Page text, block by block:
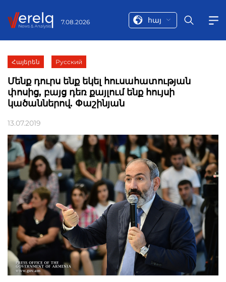
7.08.2026 հայ
Հայերեն Русский
Մենք դուրս ենք եկել հուսահատության
փոսից, բայց դեռ քայլում ենք հույսի
կածաններով. Փաշինյան
13.07.2019